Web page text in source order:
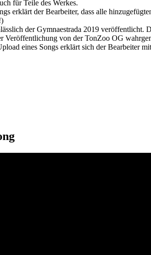
für Teile des Werkes.
erklärt der Bearbeiter, dass alle
der Gymnaestrada 2019
Veröffentlichung von der TonZoo OG
eines Songs erklärt sich der Bearbeiter